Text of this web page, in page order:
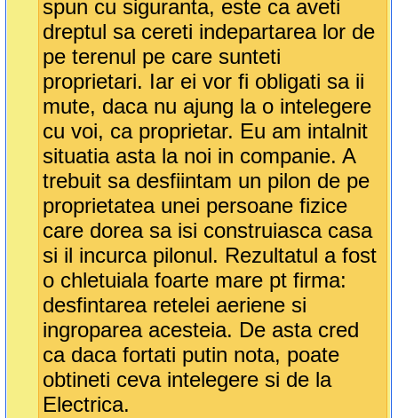
spun cu siguranta, este ca aveti
dreptul sa cereti indepartarea lor de
pe terenul pe care sunteti
proprietari. Iar ei vor fi obligati sa ii
mute, daca nu ajung la o intelegere
cu voi, ca proprietar. Eu am intalnit
situatia asta la noi in companie. A
trebuit sa desfiintam un pilon de pe
proprietatea unei persoane fizice
care dorea sa isi construiasca casa
si il incurca pilonul. Rezultatul a fost
o chletuiala foarte mare pt firma:
desfintarea retelei aeriene si
ingroparea acesteia. De asta cred
ca daca fortati putin nota, poate
obtineti ceva intelegere si de la
Electrica.